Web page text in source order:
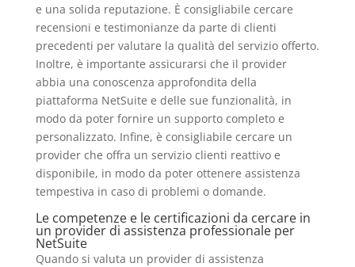
e una solida reputazione. È consigliabile cercare
recensioni e testimonianze da parte di clienti
precedenti per valutare la qualità del servizio offerto.
Inoltre, è importante assicurarsi che il provider
abbia una conoscenza approfondita della
piattaforma NetSuite e delle sue funzionalità, in
modo da poter fornire un supporto completo e
personalizzato. Infine, è consigliabile cercare un
provider che offra un servizio clienti reattivo e
disponibile, in modo da poter ottenere assistenza
tempestiva in caso di problemi o domande.
Le competenze e le certificazioni da cercare in
un provider di assistenza professionale per
NetSuite
Quando si valuta un provider di assistenza